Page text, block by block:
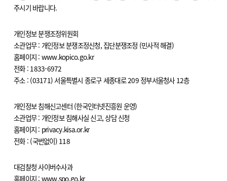
주시기 바랍니다.
개인정보 분쟁조정위원회
소관업무 : 개인정보 분쟁조정신청, 집단분쟁조정 (민사적 해결)
홈페이지 : www.kopico.go.kr
전화 : 1833-6972
주소 : (03171) 서울특별시 종로구 세종대로 209 정부서울청사 12층
개인정보 침해신고센터 (한국인터넷진흥원 운영)
소관업무 : 개인정보 침해사실 신고, 상담 신청
홈페이지 : privacy.kisa.or.kr
전화 : (국번없이) 118
대검찰청 사이버수사과
홈페이지 : www.spo.go.kr